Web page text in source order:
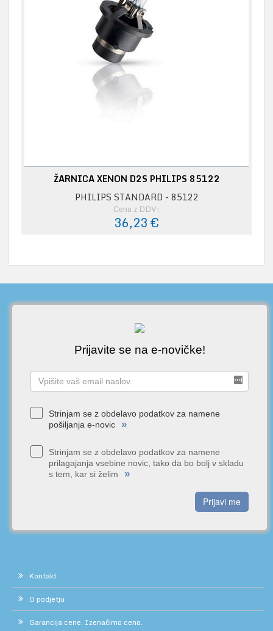
ŽARNICA XENON D2S PHILIPS 85122
PHILIPS STANDARD - 85122
Cena z DDV:
36,23 €
Prijavite se na e-novičke!
Strinjam se z obdelavo podatkov za namene
pošiljanja e-novic
»
Strinjam se z obdelavo podatkov za namene
prilagajanja vsebine novic, tako da bo bolj v skladu
s tem, kar si želim
»
Prijavi me
Kontakt
O podjetju
Garancija cene. Izenačimo ceno.